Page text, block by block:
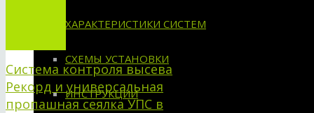
ХАРАКТЕРИСТИКИ СИСТЕМ
СХЕМЫ УСТАНОВКИ
ИНСТРУКЦИИ
Система контроля высева
Рекорд и универсальная
пропашная сеялка УПС в